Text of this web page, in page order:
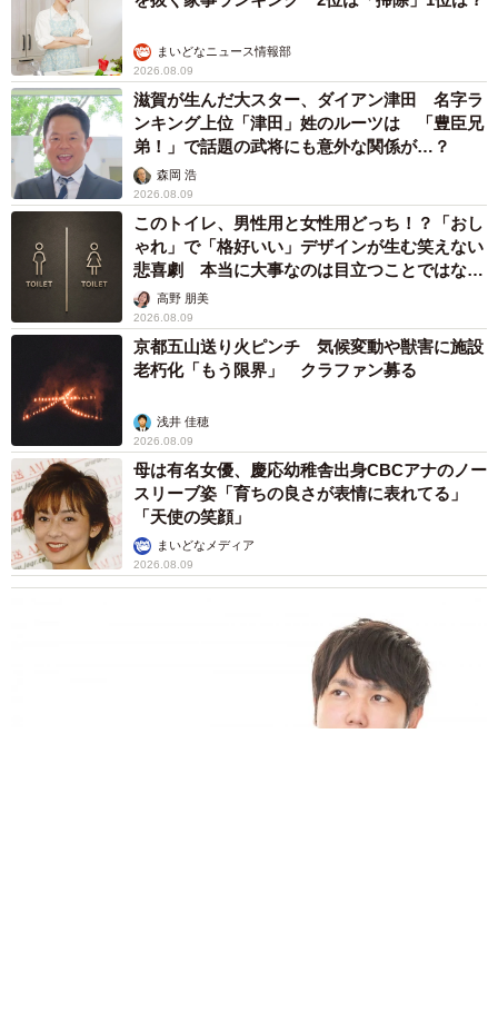
まいどなニュース情報部
2026.08.09
滋賀が生んだ大スター、ダイアン津田 名字ラ
ンキング上位「津田」姓のルーツは 「豊臣兄
弟！」で話題の武将にも意外な関係が…？
森岡 浩
2026.08.09
このトイレ、男性用と女性用どっち！？「おし
ゃれ」で「格好いい」デザインが生む笑えない
悲喜劇 本当に大事なのは目立つことではな
く…高野 朋美
2026.08.09
京都五山送り火ピンチ 気候変動や獣害に施設
老朽化「もう限界」 クラファン募る
浅井 佳穂
2026.08.09
母は有名女優、慶応幼稚舎出身CBCアナのノー
スリーブ姿「育ちの良さが表情に表れてる」
「天使の笑顔」
まいどなメディア
2026.08.09